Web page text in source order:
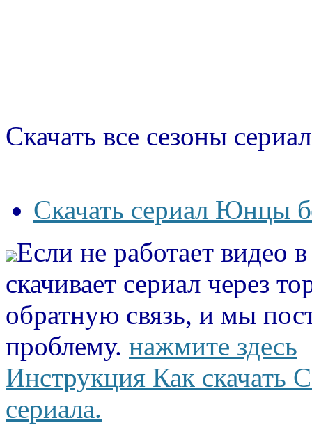
Скачать все сезоны
Скачать сериал Юнцы
Если не работает видео
скачивает сериал через
обратную связь, и мы
проблему. нажмите здесь
Инструкция Как скачать
сериала.